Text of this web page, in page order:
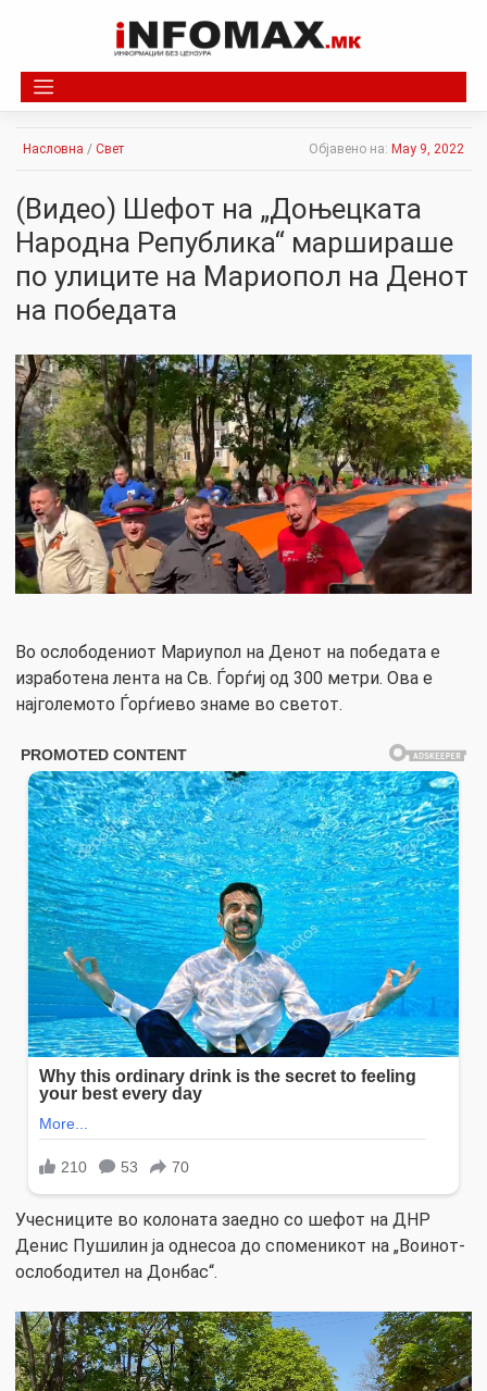
Насловна / Свет Објавено на: May 9, 2022
(Видео) Шефот на „Доњецката
Народна Република“ маршираше
по улиците на Мариопол на Денот
на победата
Во ослободениот Мариупол на Денот на победата е
изработена лента на Св. Ѓорѓиј од 300 метри. Ова е
најголемото Ѓорѓиево знаме во светот.
Учесниците во колоната заедно со шефот на ДНР
Денис Пушилин ја однесоа до споменикот на „Воинот-
ослободител на Донбас“.
Video
Player